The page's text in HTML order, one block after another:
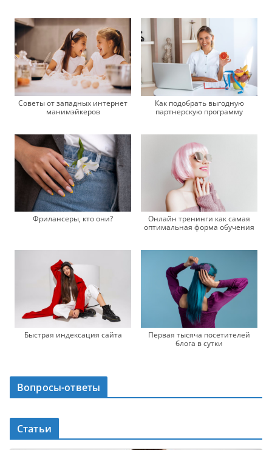
Советы от западных интернет
манимэйкеров
Как подобрать выгодную
партнерскую программу
Фрилансеры, кто они?
Онлайн тренинги как самая
оптимальная форма обучения
Быстрая индексация сайта
Первая тысяча посетителей
блога в сутки
Вопросы-ответы
Статьи